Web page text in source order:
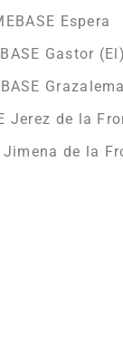
Espera
Gastor
Jerez de la
Jimena de la